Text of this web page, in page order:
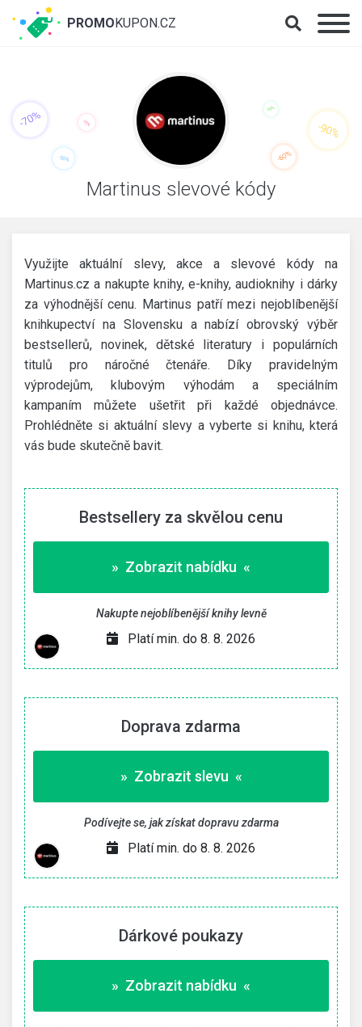
Martinus slevové kódy
Využijte aktuální slevy, akce a slevové kódy na
Martinus.cz a nakupte knihy, e-knihy, audioknihy i dárky
za výhodnější cenu. Martinus patří mezi nejoblíbenější
knihkupectví na Slovensku a nabízí obrovský výběr
bestsellerů, novinek, dětské literatury i populárních
titulů pro náročné čtenáře. Díky pravidelným
výprodejům, klubovým výhodám a speciálním
kampaním můžete ušetřit při každé objednávce.
Prohlédněte si aktuální slevy a vyberte si knihu, která
vás bude skutečně bavit.
Bestsellery za skvělou cenu
» Zobrazit nabídku «
Nakupte nejoblíbenější knihy levně
Platí min. do 8. 8. 2026
Doprava zdarma
» Zobrazit slevu «
Podívejte se, jak získat dopravu zdarma
Platí min. do 8. 8. 2026
Dárkové poukazy
» Zobrazit nabídku «
PROMOKUPON.CZ